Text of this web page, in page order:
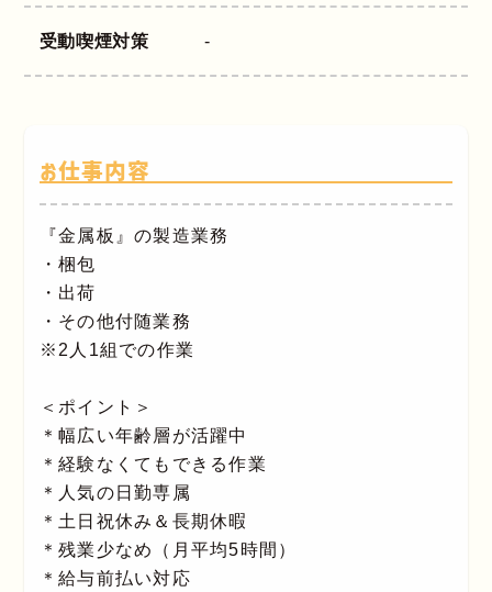
受動喫煙対策 -
お仕事内容
『金属板』の製造業務
・梱包
・出荷
・その他付随業務
※2人1組での作業
＜ポイント＞
＊幅広い年齢層が活躍中
＊経験なくてもできる作業
＊人気の日勤専属
＊土日祝休み＆長期休暇
＊残業少なめ（月平均5時間）
＊給与前払い対応